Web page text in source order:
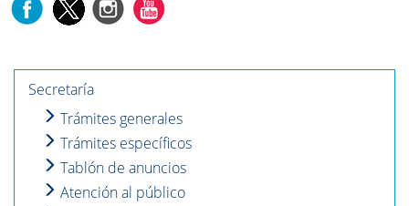
Secretaría
Trámites generales
Trámites específicos
Tablón de anuncios
Atención al público